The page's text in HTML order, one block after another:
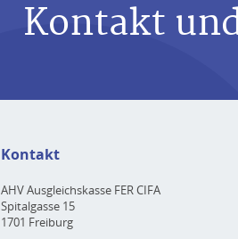
Kontakt
Kontakt
AHV Ausgleichskasse FER CIFA
Spitalgasse 15
1701 Freiburg